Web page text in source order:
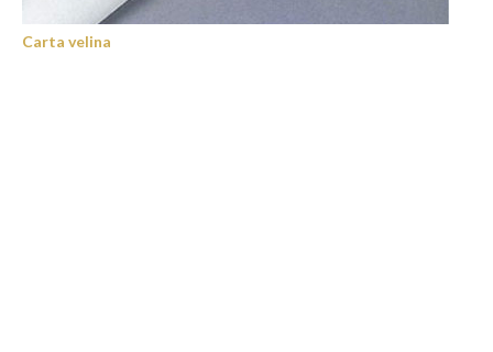
Carta velina